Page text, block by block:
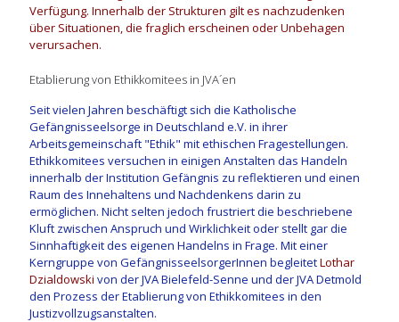
Verfügung. Innerhalb der Strukturen gilt es nachzudenken
über Situationen, die fraglich erscheinen oder Unbehagen
verursachen.
Etablierung von Ethikkomitees in JVA´en
Seit vielen Jahren beschäftigt sich die Katholische
Gefängnisseelsorge in Deutschland e.V. in ihrer
Arbeitsgemeinschaft "Ethik" mit ethischen Fragestellungen.
Ethikkomitees versuchen in einigen Anstalten das Handeln
innerhalb der Institution Gefängnis zu reflektieren und einen
Raum des Innehaltens und Nachdenkens darin zu
ermöglichen. Nicht selten jedoch frustriert die beschriebene
Kluft zwischen Anspruch und Wirklichkeit oder stellt gar die
Sinnhaftigkeit des eigenen Handelns in Frage. Mit einer
Kerngruppe von GefängnisseelsorgerInnen begleitetLothar
Dzialdowski von der JVA Bielefeld-Senne und der JVA Detmold
den Prozess der Etablierung von Ethikkomitees in den
Justizvollzugsanstalten.